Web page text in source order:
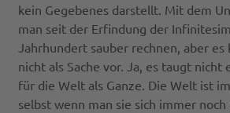
kein Gegebenes darstellt. Mit dem
man seit der Erfindung der
Jahrhundert sauber rechnen, aber
nicht als Sache vor. Ja, es taugt nicht
für die Welt als Ganze. Die Welt ist
selbst wenn man sie sich immer